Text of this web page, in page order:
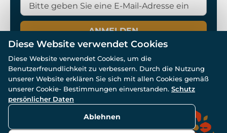
ANMELDEN
© Alle Rechte vorbehalten. www.wulflund.de 2007-2026.
Powered by
Diese Website verwendet Cookies
Diese Website verwendet Cookies, um die
Benutzerfreundlichkeit zu verbessern. Durch die Nutzung
unserer Website erklären Sie sich mit allen Cookies gemäß
unserer Cookie- Bestimmungen einverstanden. Schutz
persönlicher Daten
Ablehnen